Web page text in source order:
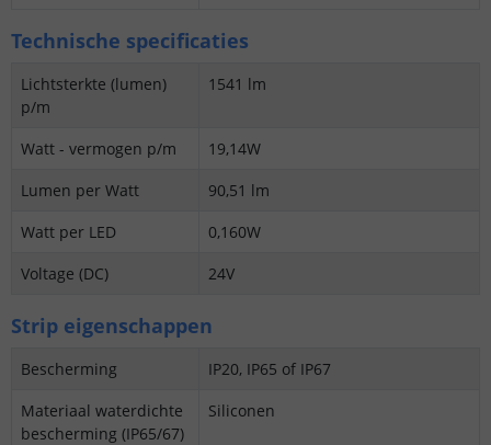
Technische specificaties
Lichtsterkte (lumen)
p/m
1541 lm
Watt - vermogen p/m
19,14W
Lumen per Watt
90,51 lm
Watt per LED
0,160W
Voltage (DC)
24V
Strip eigenschappen
Bescherming
IP20, IP65 of IP67
Materiaal waterdichte
bescherming (IP65/67)
Siliconen